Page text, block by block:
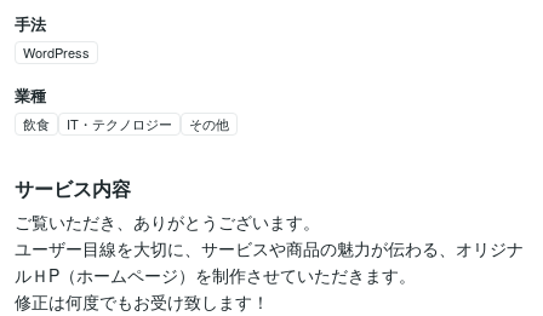
手法
WordPress
業種
飲食 IT・テクノロジー その他
サービス内容
ご覧いただき、ありがとうございます。
ユーザー目線を大切に、サービスや商品の魅力が伝わる、オリジナ
ルＨP（ホームページ）を制作させていただきます。
修正は何度でもお受け致します！